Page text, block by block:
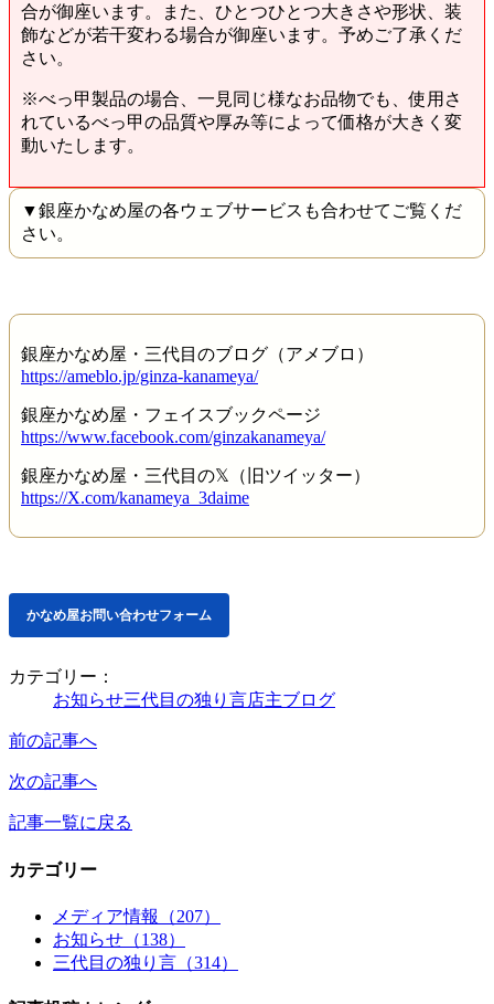
合が御座います。また、ひとつひとつ大きさや形状、装
飾などが若干変わる場合が御座います。予めご了承くだ
さい。
※べっ甲製品の場合、一見同じ様なお品物でも、使用さ
れているべっ甲の品質や厚み等によって価格が大きく変
動いたします。
▼銀座かなめ屋の各ウェブサービスも合わせてご覧くだ
さい。
銀座かなめ屋・三代目のブログ（アメブロ）
https://ameblo.jp/ginza-kanameya/
銀座かなめ屋・フェイスブックページ
https://www.facebook.com/ginzakanameya/
銀座かなめ屋・三代目の𝕏（旧ツイッター）
https://X.com/kanameya_3daime
かなめ屋お問い合わせフォーム
カテゴリー：
お知らせ三代目の独り言店主ブログ
前の記事へ
次の記事へ
記事一覧に戻る
カテゴリー
メディア情報（207）
お知らせ（138）
三代目の独り言（314）